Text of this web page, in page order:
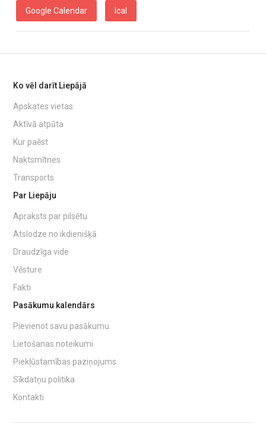
Google Calendar Ical
Ko vēl darīt Liepājā
Apskates vietas
Aktīvā atpūta
Kur paēst
Naktsmītnes
Transports
Par Liepāju
Apraksts par pilsētu
Atslodze no ikdienišķā
Draudzīga vide
Vēsture
Fakti
Pasākumu kalendārs
Pievienot savu pasākumu
Lietošanas noteikumi
Piekļūstamības paziņojums
Sīkdatņu politika
Kontakti